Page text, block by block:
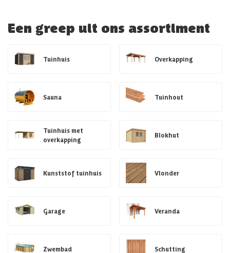
Een greep uit ons assortiment
Tuinhuis Overkapping
Sauna Tuinhout
Tuinhuis met
overkapping
Blokhut
Kunststof tuinhuis Vlonder
Garage Veranda
Zwembad Schutting